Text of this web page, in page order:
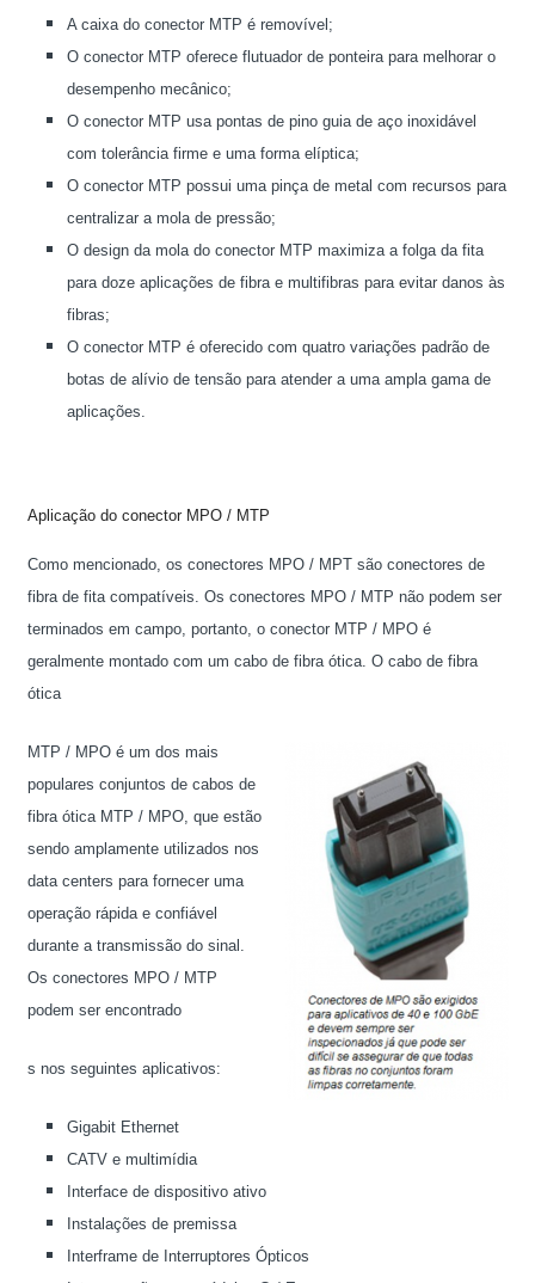
A caixa do conector MTP é removível;
O conector MTP oferece flutuador de ponteira para melhorar o
desempenho mecânico;
O conector MTP usa pontas de pino guia de aço inoxidável
com tolerância firme e uma forma elíptica;
O conector MTP possui uma pinça de metal com recursos para
centralizar a mola de pressão;
O design da mola do conector MTP maximiza a folga da fita
para doze aplicações de fibra e multifibras para evitar danos às
fibras;
O conector MTP é oferecido com quatro variações padrão de
botas de alívio de tensão para atender a uma ampla gama de
aplicações.
Aplicação do conector MPO / MTP
Como mencionado, os conectores MPO / MPT são conectores de
fibra de fita compatíveis. Os conectores MPO / MTP não podem ser
terminados em campo, portanto, o conector MTP / MPO é
geralmente montado com um cabo de fibra ótica. O cabo de fibra
ótica
MTP / MPO é um dos mais
populares conjuntos de cabos de
fibra ótica MTP / MPO, que estão
sendo amplamente utilizados nos
data centers para fornecer uma
operação rápida e confiável
durante a transmissão do sinal.
Os conectores MPO / MTP
podem ser encontrado
s nos seguintes aplicativos:
Gigabit Ethernet
CATV e multimídia
Interface de dispositivo ativo
Instalações de premissa
Interframe de Interruptores Ópticos